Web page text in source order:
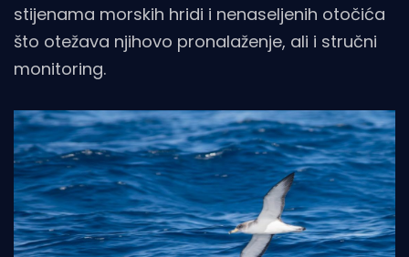
stijenama morskih hridi i nenaseljenih otočića
što otežava njihovo pronalaženje, ali i stručni
monitoring.